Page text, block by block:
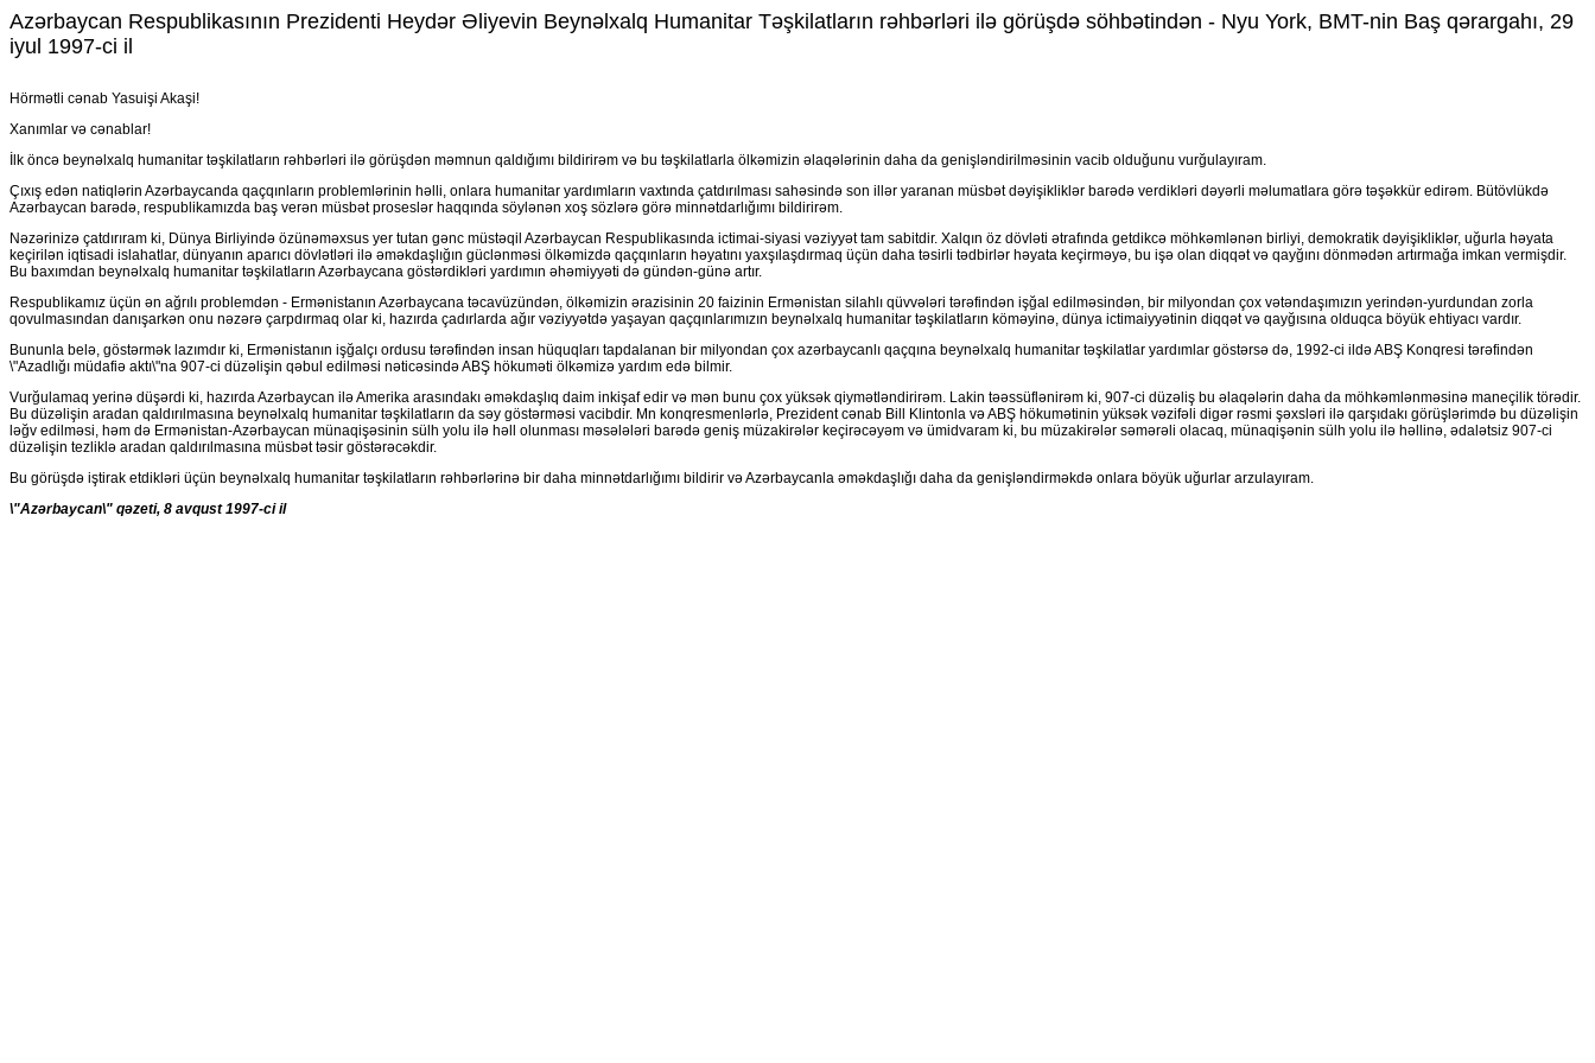
Azərbaycan Respublikasının Prezidenti Heydər Əliyevin Beynəlxalq Humanitar Təşkilatların rəhbərləri ilə görüşdə söhbətindən - Nyu York, BMT-nin Baş qərargahı, 29
iyul 1997-ci il
Hörmətli cənab Yasuişi Akaşi!
Xanımlar və cənablar!
İlk öncə beynəlxalq humanitar təşkilatların rəhbərləri ilə görüşdən məmnun qaldığımı bildirirəm və bu təşkilatlarla ölkəmizin əlaqələrinin daha da genişləndirilməsinin vacib olduğunu vurğulayıram.
Çıxış edən natiqlərin Azərbaycanda qaçqınların problemlərinin həlli, onlara humanitar yardımların vaxtında çatdırılması sahəsində son illər yaranan müsbət dəyişikliklər barədə verdikləri dəyərli məlumatlara görə təşəkkür edirəm. Bütövlükdə
Azərbaycan barədə, respublikamızda baş verən müsbət proseslər haqqında söylənən xoş sözlərə görə minnətdarlığımı bildirirəm.
Nəzərinizə çatdırıram ki, Dünya Birliyində özünəməxsus yer tutan gənc müstəqil Azərbaycan Respublikasında ictimai-siyasi vəziyyət tam sabitdir. Xalqın öz dövləti ətrafında getdikcə möhkəmlənən birliyi, demokratik dəyişikliklər, uğurla həyata
keçirilən iqtisadi islahatlar, dünyanın aparıcı dövlətləri ilə əməkdaşlığın güclənməsi ölkəmizdə qaçqınların həyatını yaxşılaşdırmaq üçün daha təsirli tədbirlər həyata keçirməyə, bu işə olan diqqət və qayğını dönmədən artırmağa imkan vermişdir.
Bu baxımdan beynəlxalq humanitar təşkilatların Azərbaycana göstərdikləri yardımın əhəmiyyəti də gündən-günə artır.
Respublikamız üçün ən ağrılı problemdən - Ermənistanın Azərbaycana təcavüzündən, ölkəmizin ərazisinin 20 faizinin Ermənistan silahlı qüvvələri tərəfindən işğal edilməsindən, bir milyondan çox vətəndaşımızın yerindən-yurdundan zorla
qovulmasından danışarkən onu nəzərə çarpdırmaq olar ki, hazırda çadırlarda ağır vəziyyətdə yaşayan qaçqınlarımızın beynəlxalq humanitar təşkilatların köməyinə, dünya ictimaiyyətinin diqqət və qayğısına olduqca böyük ehtiyacı vardır.
Bununla belə, göstərmək lazımdır ki, Ermənistanın işğalçı ordusu tərəfindən insan hüquqları tapdalanan bir milyondan çox azərbaycanlı qaçqına beynəlxalq humanitar təşkilatlar yardımlar göstərsə də, 1992-ci ildə ABŞ Konqresi tərəfindən
\"Azadlığı müdafiə aktı\"na 907-ci düzəlişin qəbul edilməsi nəticəsində ABŞ hökuməti ölkəmizə yardım edə bilmir.
Vurğulamaq yerinə düşərdi ki, hazırda Azərbaycan ilə Amerika arasındakı əməkdaşlıq daim inkişaf edir və mən bunu çox yüksək qiymətləndirirəm. Lakin təəssüflənirəm ki, 907-ci düzəliş bu əlaqələrin daha da möhkəmlənməsinə maneçilik törədir.
Bu düzəlişin aradan qaldırılmasına beynəlxalq humanitar təşkilatların da səy göstərməsi vacibdir. Mn konqresmenlərlə, Prezident cənab Bill Klintonla və ABŞ hökumətinin yüksək vəzifəli digər rəsmi şəxsləri ilə qarşıdakı görüşlərimdə bu düzəlişin
ləğv edilməsi, həm də Ermənistan-Azərbaycan münaqişəsinin sülh yolu ilə həll olunması məsələləri barədə geniş müzakirələr keçirəcəyəm və ümidvaram ki, bu müzakirələr səmərəli olacaq, münaqişənin sülh yolu ilə həllinə, ədalətsiz 907-ci
düzəlişin tezliklə aradan qaldırılmasına müsbət təsir göstərəcəkdir.
Bu görüşdə iştirak etdikləri üçün beynəlxalq humanitar təşkilatların rəhbərlərinə bir daha minnətdarlığımı bildirir və Azərbaycanla əməkdaşlığı daha da genişləndirməkdə onlara böyük uğurlar arzulayıram.
\"Azərbaycan\" qəzeti, 8 avqust 1997-ci il